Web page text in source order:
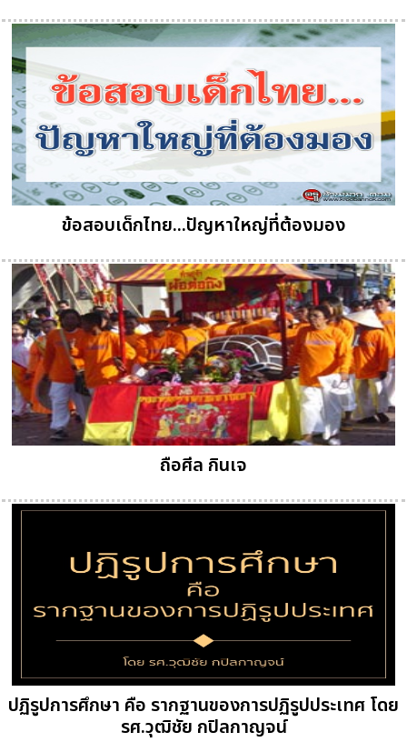
ข้อสอบเด็กไทย...ปัญหาใหญ่ที่ต้องมอง
ถือศีล กินเจ
ปฏิรูปการศึกษา คือ รากฐานของการปฏิรูปประเทศ โดย
รศ.วุฒิชัย กปิลกาญจน์